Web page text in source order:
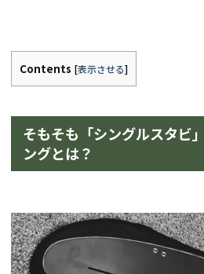
Contents [表示させる]
そもそも「シングルスタビ
ングとは？